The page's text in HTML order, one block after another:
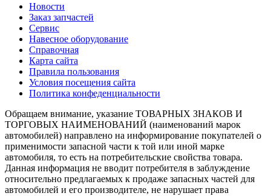
Новости
Заказ запчастей
Сервис
Навесное оборудование
Справочная
Карта сайта
Правила пользования
Условия посещения сайта
Политика конфеденциальности
Обращаем внимание, указание ТОВАРНЫХ ЗНАКОВ И
ТОРГОВЫХ НАИМЕНОВАНИЙ (наименований марок
автомобилей) направлено на информирование покупателей о
применимости запасной части к той или иной марке
автомобиля, то есть на потребительские свойства товара.
Данная информация не вводит потребителя в заблуждение
относительно предлагаемых к продаже запасных частей для
автомобилей и его производителе, не нарушает права